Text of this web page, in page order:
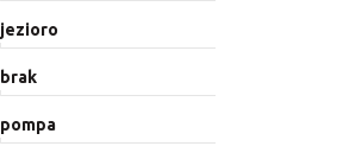
jezioro
brak
pompa